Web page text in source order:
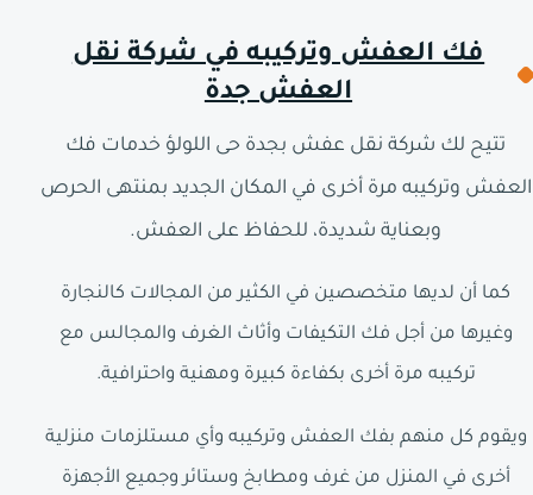
فك العفش وتركيبه في شركة نقل
العفش جدة
تتيح لك شركة نقل عفش بجدة حى اللولؤ خدمات فك
العفش وتركيبه مرة أخرى في المكان الجديد بمنتهى الحرص
وبعناية شديدة، للحفاظ على العفش.
كما أن لديها متخصصين في الكثير من المجالات كالنجارة
وغيرها من أجل فك التكيفات وأثاث الغرف والمجالس مع
تركيبه مرة أخرى بكفاءة كبيرة ومهنية واحترافية.
ويقوم كل منهم بفك العفش وتركيبه وأي مستلزمات منزلية
أخرى في المنزل من غرف ومطابخ وستائر وجميع الأجهزة